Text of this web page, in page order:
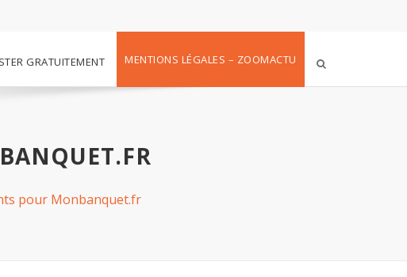
GRATUITEMENT MENTIONS LÉGALES – ZOOMACTU
pour Monbanquet.fr